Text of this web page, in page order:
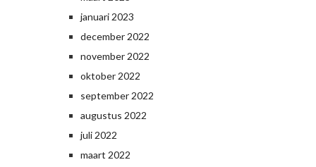
januari 2023
december 2022
november 2022
oktober 2022
september 2022
augustus 2022
juli 2022
maart 2022